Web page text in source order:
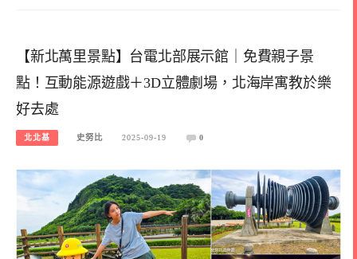
【新北萬里景點】台電北部展示館｜免費親子景
點！互動能源遊戲＋3D立體劇場，北海岸寓教於樂
好去處
北北基 史努比 2025-09-19 0